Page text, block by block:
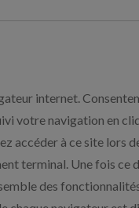
internet.
votre navigation en
accéder à ce site lors
terminal. Une fois ce
des